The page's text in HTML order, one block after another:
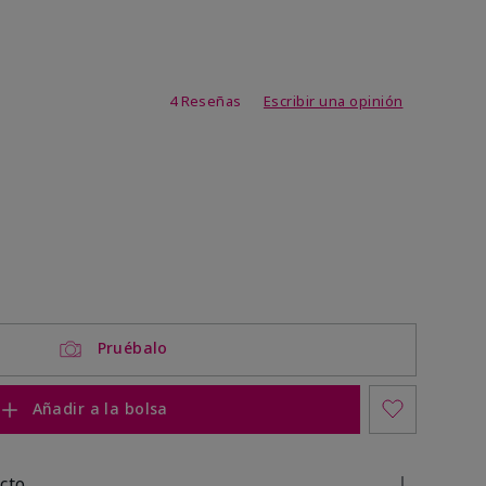
3,1 de 5
4 Reseñas Escribir una opinión
Pruébalo
Añadir a la bolsa